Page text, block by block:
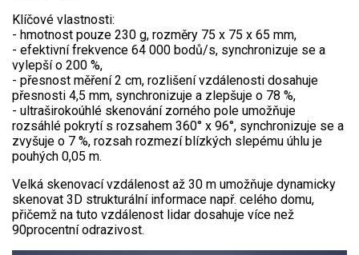
Klíčové vlastnosti:
- hmotnost pouze 230 g, rozměry 75 x 75 x 65 mm,
- efektivní frekvence 64 000 bodů/s, synchronizuje se a
vylepší o 200 %,
- přesnost měření 2 cm, rozlišení vzdálenosti dosahuje
přesnosti 4,5 mm, synchronizuje a zlepšuje o 78 %,
- ultraširokoúhlé skenování zorného pole umožňuje
rozsáhlé pokrytí s rozsahem 360° x 96°, synchronizuje se a
zvyšuje o 7 %, rozsah rozmezí blízkých slepému úhlu je
pouhých 0,05 m.
Velká skenovací vzdálenost až 30 m umožňuje dynamicky
skenovat 3D strukturální informace např. celého domu,
přičemž na tuto vzdálenost lidar dosahuje více než
90procentní odrazivost.